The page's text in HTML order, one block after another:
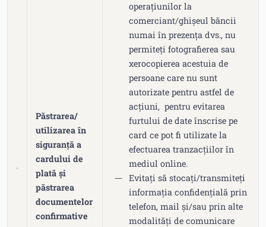
Păstrarea/
utilizarea în
siguranță a
cardului de
plată și
păstrarea
documentelor
confirmative
operațiunilor la
comerciant/ghişeul băncii
numai în prezenţa dvs., nu
permiteți fotografierea sau
xerocopierea acestuia de
persoane care nu sunt
autorizate pentru astfel de
acțiuni, pentru evitarea
furtului de date înscrise pe
card ce pot fi utilizate la
efectuarea tranzacțiilor în
mediul online.
Evitați să stocați/transmiteți
informația confidențială prin
telefon, mail şi/sau prin alte
modalități de comunicare